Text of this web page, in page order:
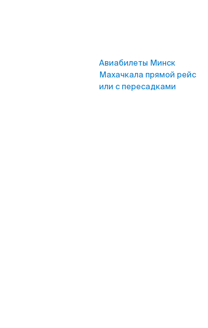
Авиабилеты Минск
Махачкала прямой рейс
или с пересадками